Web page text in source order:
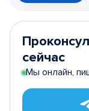
сейчас
Мы онлайн,